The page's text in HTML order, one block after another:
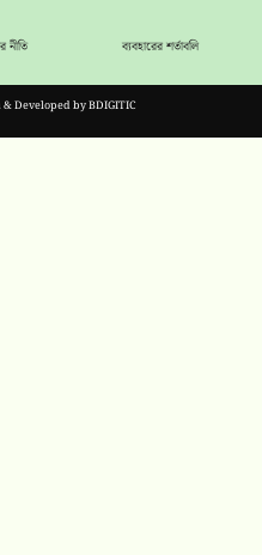
নীতি ব্যবহারের শর্তাবলি
& Developed byBDIGITIC